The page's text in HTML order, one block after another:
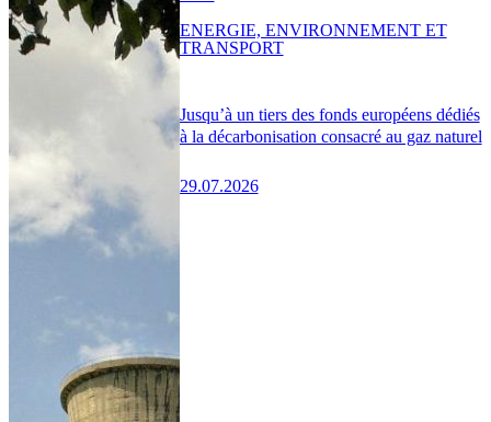
Jusqu’à un tiers des fonds européens dédiés
à la décarbonisation consacré au gaz naturel
29.07.2026
ENERGIE, ENVIRONNEMENT ET
TRANSPORT